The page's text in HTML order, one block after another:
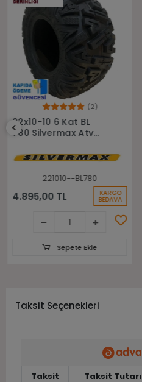
(2)
22x10-10 6 Kat BL
780 Silvermax Atv
221010--BL780
4.895,00 TL KARGO
BEDAVA
Sepete Ekle
Taksit Seçenekleri
Taksit Taksit Tutarı